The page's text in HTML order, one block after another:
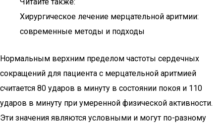
Хирургическое лечение мерцательной аритмии:
современные методы и подходы
Нормальным верхним пределом частоты сердечных
сокращений для пациента с мерцательной аритмией
считается 80 ударов в минуту в состоянии покоя и 110
ударов в минуту при умеренной физической активности.
Эти значения являются условными и могут по-разному